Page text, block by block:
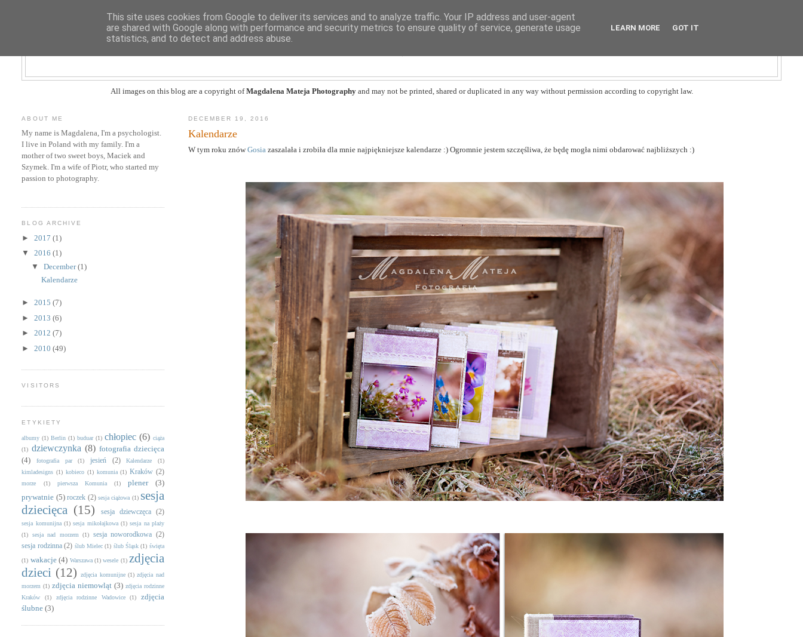
All images on this blog are a copyright ofMagdalena Mateja Photographyand may not be printed, shared or duplicated in any way without permission according to copyright law.
DECEMBER 19, 2016
Kalendarze
W tym roku znówGosiazaszalała i zrobiła dla mnie najpiękniejsze kalendarze :) Ogromnie jestem szczęśliwa, że będę mogła nimi obdarować najbliższych :)
ABOUT ME
My name is Magdalena, I'm a psychologist.
I live in Poland with my family. I'm a
mother of two sweet boys, Maciek and
Szymek. I'm a wife of Piotr, who started my
passion to photography.
BLOG ARCHIVE
►2017(1)
▼2016(1)
▼December(1)
Kalendarze
►2015(7)
►2013(6)
►2012(7)
►2010(49)
VISITORS
ETYKIETY
albumy (1) Berlin (1) buduar (1) chłopiec (6) ciąża
(1) dziewczynka (8) fotografia dziecięca
(4)
fotografia par (1) jesień (2) Kalendarze
(1)
kimladesigns (1) kobieco (1) komunia (1) Kraków (2)
morze (1) pierwsza Komunia (1) plener
(3)
prywatnie (5) roczek (2) sesja ciążowa (1) sesja
dziecięca (15) sesja dziewczęca (2)
sesja komunijna (1) sesja mikołajkowa (1) sesja na plaży
(1)
sesja nad morzem (1) sesja noworodkowa (2)
sesja rodzinna (2) ślub Mielec (1) ślub Śląsk (1) święta
(1) wakacje (4) Warszawa (1) wesele (1) zdjęcia
dzieci (12) zdjęcia komunijne (1) zdjęcia nad
morzem (1) zdjęcia niemowląt (3) zdjęcia rodzinne
Kraków
(1) zdjęcia rodzinne Wadowice (1)
zdjęcia
ślubne (3)
This site uses cookies from Google to deliver its services and to analyze traffic. Your IP address and user-agent
are shared with Google along with performance and security metrics to ensure quality of service, generate usage
statistics, and to detect and address abuse.
LEARN MORE GOT IT